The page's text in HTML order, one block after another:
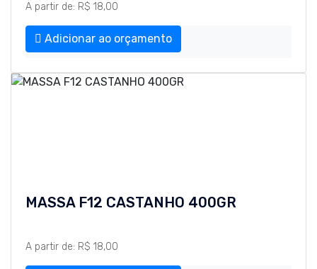
A partir de: R$ 18,00
Adicionar ao orçamento
MASSA F12 CASTANHO 400GR
A partir de: R$ 18,00